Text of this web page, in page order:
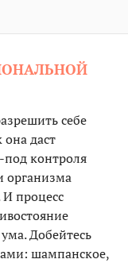
себе
она даст
контроля
организма
процесс
Добейтесь
шампанское,